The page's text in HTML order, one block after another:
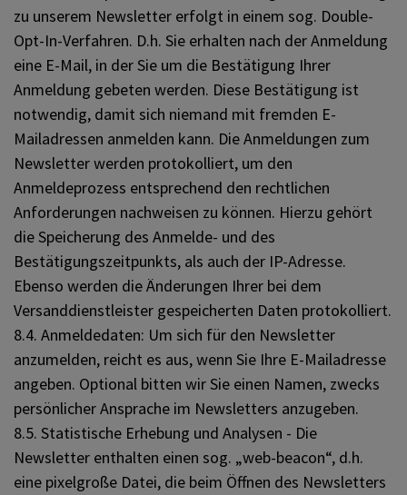
zu unserem Newsletter erfolgt in einem sog. Double-
Opt-In-Verfahren. D.h. Sie erhalten nach der Anmeldung
eine E-Mail, in der Sie um die Bestätigung Ihrer
Anmeldung gebeten werden. Diese Bestätigung ist
notwendig, damit sich niemand mit fremden E-
Mailadressen anmelden kann. Die Anmeldungen zum
Newsletter werden protokolliert, um den
Anmeldeprozess entsprechend den rechtlichen
Anforderungen nachweisen zu können. Hierzu gehört
die Speicherung des Anmelde- und des
Bestätigungszeitpunkts, als auch der IP-Adresse.
Ebenso werden die Änderungen Ihrer bei dem
Versanddienstleister gespeicherten Daten protokolliert.
8.4. Anmeldedaten: Um sich für den Newsletter
anzumelden, reicht es aus, wenn Sie Ihre E-Mailadresse
angeben. Optional bitten wir Sie einen Namen, zwecks
persönlicher Ansprache im Newsletters anzugeben.
8.5. Statistische Erhebung und Analysen - Die
Newsletter enthalten einen sog. „web-beacon“, d.h.
eine pixelgroße Datei, die beim Öffnen des Newsletters